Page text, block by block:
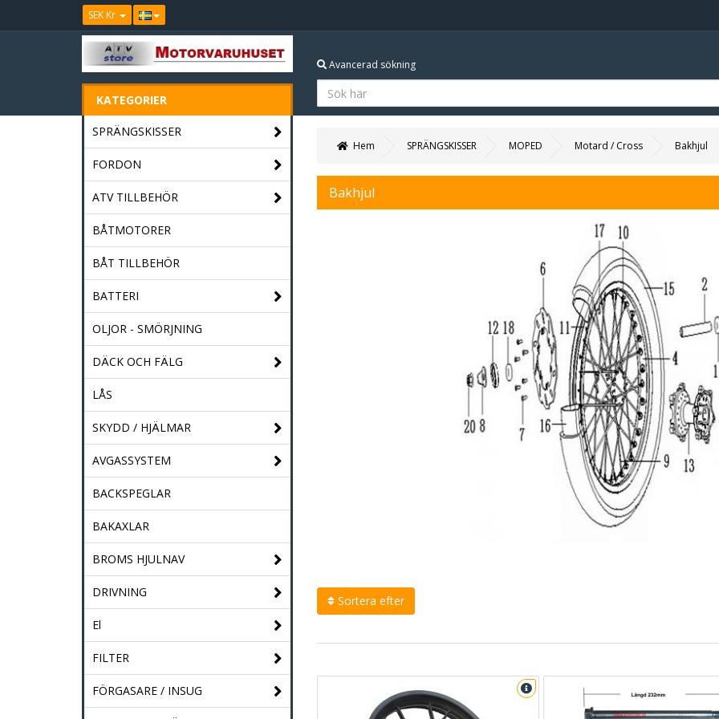
SEK Kr
KATEGORIER
Avancerad sökning
SPRÄNGSKISSER
FORDON
ATV TILLBEHÖR
BÅTMOTORER
BÅT TILLBEHÖR
BATTERI
OLJOR - SMÖRJNING
DÄCK OCH FÄLG
LÅS
SKYDD / HJÄLMAR
AVGASSYSTEM
BACKSPEGLAR
BAKAXLAR
BROMS HJULNAV
DRIVNING
El
FILTER
FÖRGASARE / INSUG
Hem SPRÄNGSKISSER MOPED Motard / Cross Bakhjul
Bakhjul
Sortera efter